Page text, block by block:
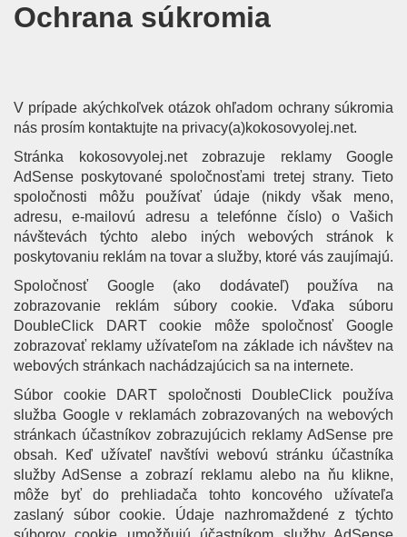
l
v
i
a
t
i
o
n
Ochrana súkromia
V prípade akýchkoľvek otázok ohľadom ochrany súkromia
nás prosím kontaktujte na privacy(a)kokosovyolej.net.
Stránka kokosovyolej.net zobrazuje reklamy Google
AdSense poskytované spoločnosťami tretej strany. Tieto
spoločnosti môžu používať údaje (nikdy však meno,
adresu, e-mailovú adresu a telefónne číslo) o Vašich
návštevách týchto alebo iných webových stránok k
poskytovaniu reklám na tovar a služby, ktoré vás zaujímajú.
Spoločnosť Google (ako dodávateľ) používa na
zobrazovanie reklám súbory cookie. Vďaka súboru
DoubleClick DART cookie môže spoločnosť Google
zobrazovať reklamy užívateľom na základe ich návštev na
webových stránkach nachádzajúcich sa na internete.
Súbor cookie DART spoločnosti DoubleClick používa
služba Google v reklamách zobrazovaných na webových
stránkach účastníkov zobrazujúcich reklamy AdSense pre
obsah. Keď užívateľ navštívi webovú stránku účastníka
služby AdSense a zobrazí reklamu alebo na ňu klikne,
môže byť do prehliadača tohto koncového užívateľa
zaslaný súbor cookie. Údaje nazhromaždené z týchto